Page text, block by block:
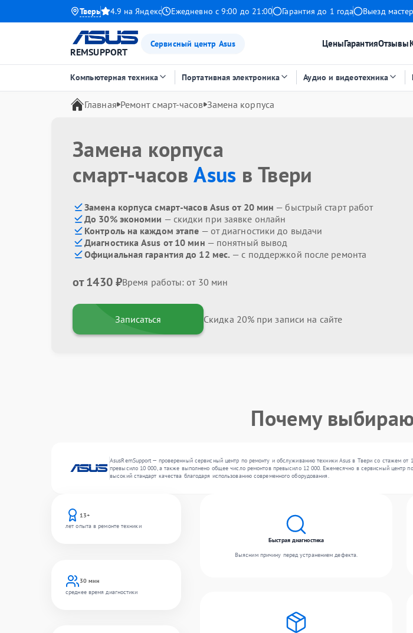
Тверь 4.9 на Яндекс Ежедневно с 9:00 до 21:00 Гарантия до 1 года Выезд
REMSUPPORT
Сервисный центр Asus ЦеныГарантияОтзывы
Компьютерная техника Портативная электроника Аудио и видеотехника
Главная Ремонт смарт-часов Замена корпуса
Замена корпуса
смарт-часовAsus в Твери
Замена корпуса смарт-часов Asus от 20 мин — быстрый старт работ
До 30% экономии — скидки при заявке онлайн
Контроль на каждом этапе — от диагностики до выдачи
Диагностика Asus от 10 мин — понятный вывод
Официальная гарантия до 12 мес. — с поддержкой после ремонта
от 1430 ₽Время работы: от 30 мин
Записаться Скидка 20% при записи на сайте
Почему
AsusRemSupport — проверенный сервисный центр по ремонту и обслуживанию техники Asus в Твери со стажем
превысило 10 000, а также выполнено общее число ремонтов превысило 12 000. Ежемесячно в сервисный центр
высокий стандарт качества благодаря использованию современного оборудования.
13+
лет опыта в ремонте техники
30 мин
среднее время диагностики
Быстрая диагностика
Выясним причину перед устранением дефекта.